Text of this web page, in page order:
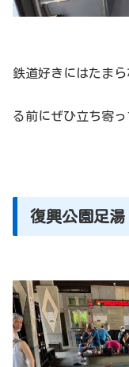
鉄道好きにはたま
る前にぜひ立ち寄っ
復興公園足湯